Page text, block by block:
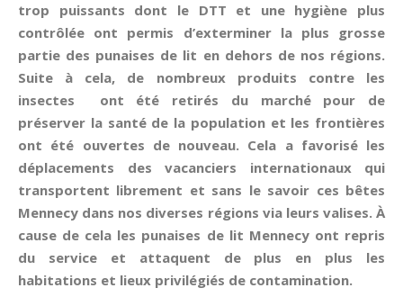
trop puissants dont le DTT et une hygiène plus
contrôlée ont permis d’exterminer la plus grosse
partie des punaises de lit en dehors de nos régions.
Suite à cela, de nombreux produits contre les
insectes ont été retirés du marché pour de
préserver la santé de la population et les frontières
ont été ouvertes de nouveau. Cela a favorisé les
déplacements des vacanciers internationaux qui
transportent librement et sans le savoir ces bêtes
Mennecy dans nos diverses régions via leurs valises. À
cause de cela les punaises de lit Mennecy ont repris
du service et attaquent de plus en plus les
habitations et lieux privilégiés de contamination.